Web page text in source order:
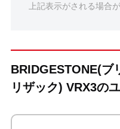
上記表示がされる場合
BRIDGESTONE(ブ
リザック) VRX3の